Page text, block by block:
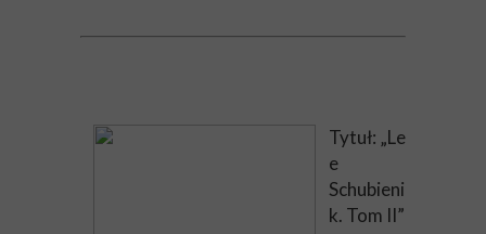
Tytuł: „Le
e
Schubieni
k. Tom II”